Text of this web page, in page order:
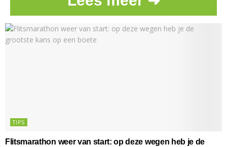
TIPS
Flitsmarathon weer van start: op deze wegen heb je de